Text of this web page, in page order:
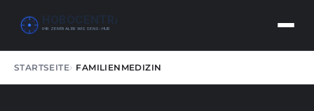
HOBOCENTRAL
IHR ZENTRALER WISSENS-HUB
STARTSEITE FAMILIENMEDIZIN